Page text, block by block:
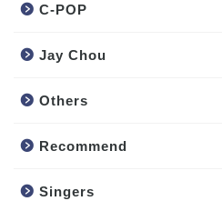
C-POP
Jay Chou
Others
Recommend
Singers